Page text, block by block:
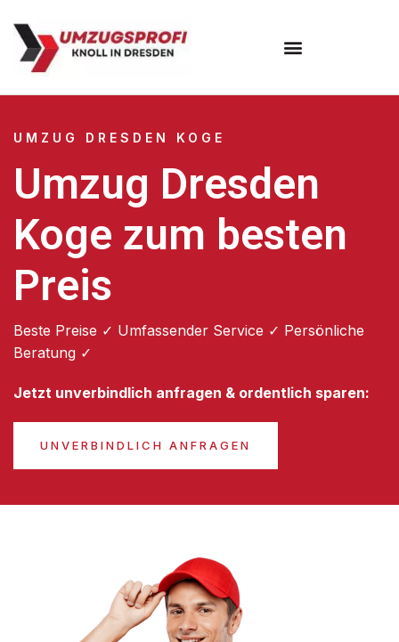
UMZUG DRESDEN KOGE
Umzug Dresden
Koge zum besten
Preis
Beste Preise ✓ Umfassender Service ✓ Persönliche
Beratung ✓
Jetzt unverbindlich anfragen & ordentlich sparen:
UNVERBINDLICH ANFRAGEN